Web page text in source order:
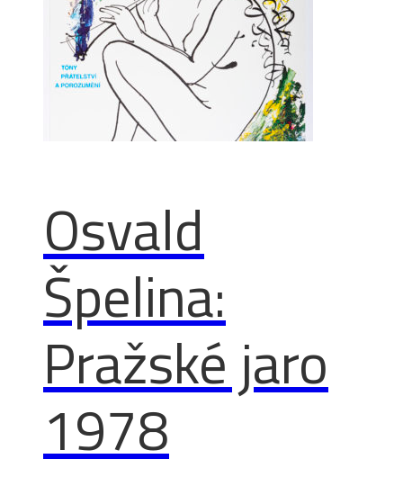
Osvald
Špelina:
Pražské jaro
1978